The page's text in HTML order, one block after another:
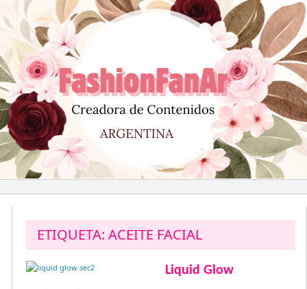
al
contenido
ETIQUETA: ACEITE FACIAL
Liquid Glow